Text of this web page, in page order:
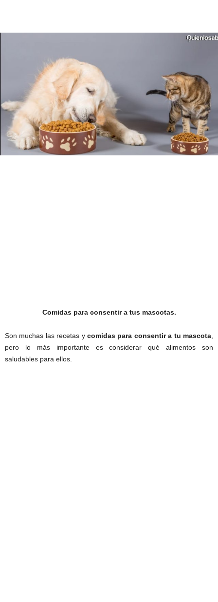
Comidas para consentir a tus mascotas.
Son muchas las recetas y comidas para consentir a tu mascota
pero lo más importante es considerar qué alimentos son
saludables para ellos.